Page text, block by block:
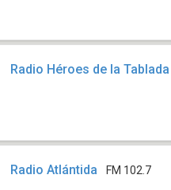
Radio Héroes de la Tablada
Radio Atlántida FM 102.7